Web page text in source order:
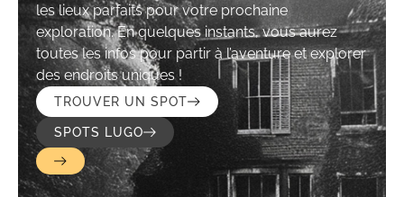
les lieux parfaits pour votre prochaine
exploration. En quelques instants, vous aurez
toutes les infos pour partir à l’aventure et explorer
des endroits uniques !
TROUVER UN SPOT
SPOTS LUGO